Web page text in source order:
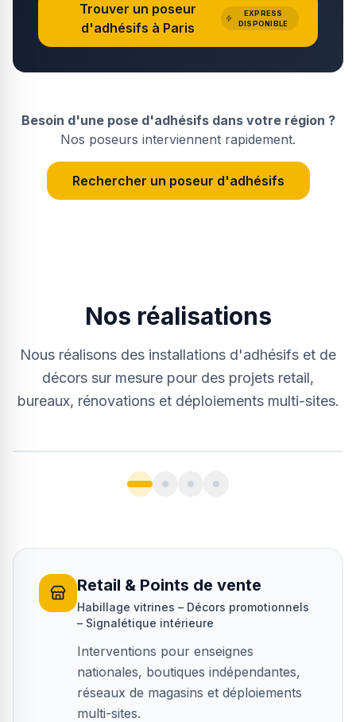
Trouver un poseur
d'adhésifs à Paris
EXPRESS
DISPONIBLE
Besoin d'une pose d'adhésifs dans votre région ?
Nos poseurs interviennent rapidement.
Rechercher un poseur d'adhésifs
Nos réalisations
Nous réalisons des installations d'adhésifs et de
décors sur mesure pour des projets retail,
bureaux, rénovations et déploiements multi-sites.
opérations promotionnelles
Paris (75)·Mars 2026
Retail & Points de vente
Habillage vitrines – Décors promotionnels
– Signalétique intérieure
Interventions pour enseignes
nationales, boutiques indépendantes,
réseaux de magasins et déploiements
multi-sites.